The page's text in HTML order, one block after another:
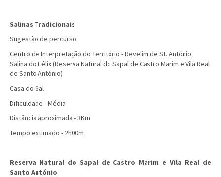
Salinas Tradicionais
Sugestão de percurso:
Centro de Interpretação do Território - Revelim de St. António
Salina do Félix (Reserva Natural do Sapal de Castro Marim e Vila Real
de Santo António)
Casa do Sal
Dificuldade - Média
Distância aproximada - 3Km
Tempo estimado - 2h00m
Reserva Natural do Sapal de Castro Marim e Vila Real de
Santo António